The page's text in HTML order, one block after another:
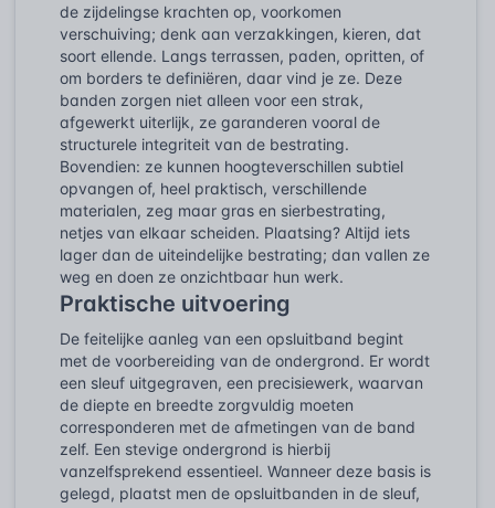
de zijdelingse krachten op, voorkomen
verschuiving; denk aan verzakkingen, kieren, dat
soort ellende. Langs terrassen, paden, opritten, of
om borders te definiëren, daar vind je ze. Deze
banden zorgen niet alleen voor een strak,
afgewerkt uiterlijk, ze garanderen vooral de
structurele integriteit van de bestrating.
Bovendien: ze kunnen hoogteverschillen subtiel
opvangen of, heel praktisch, verschillende
materialen, zeg maar gras en sierbestrating,
netjes van elkaar scheiden. Plaatsing? Altijd iets
lager dan de uiteindelijke bestrating; dan vallen ze
weg en doen ze onzichtbaar hun werk.
Praktische uitvoering
De feitelijke aanleg van een opsluitband begint
met de voorbereiding van de ondergrond. Er wordt
een sleuf uitgegraven, een precisiewerk, waarvan
de diepte en breedte zorgvuldig moeten
corresponderen met de afmetingen van de band
zelf. Een stevige ondergrond is hierbij
vanzelfsprekend essentieel. Wanneer deze basis is
gelegd, plaatst men de opsluitbanden in de sleuf,